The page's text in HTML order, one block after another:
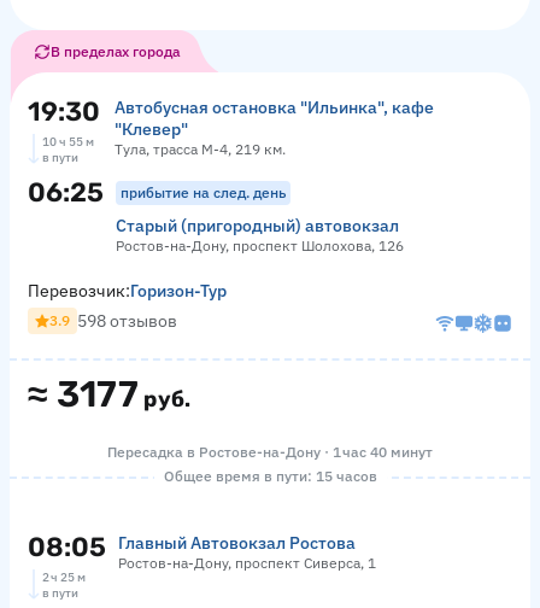
В пределах города
19:30
Автобусная остановка "Ильинка", кафе
"Клевер"
Тула, трасса М-4, 219 км.
10 ч 55 м
в пути
06:25 прибытие на след. день
Старый (пригородный) автовокзал
Ростов-на-Дону, проспект Шолохова, 126
≈ 3177 руб.
Перевозчик:Горизон-Тур
3.9 598 отзывов
Пересадка в Ростове-на-Дону · 1 час 40 минут
Общее время в пути: 15 часов
08:05 Главный Автовокзал Ростова
Ростов-на-Дону, проспект Сиверса, 1
2 ч 25 м
в пути